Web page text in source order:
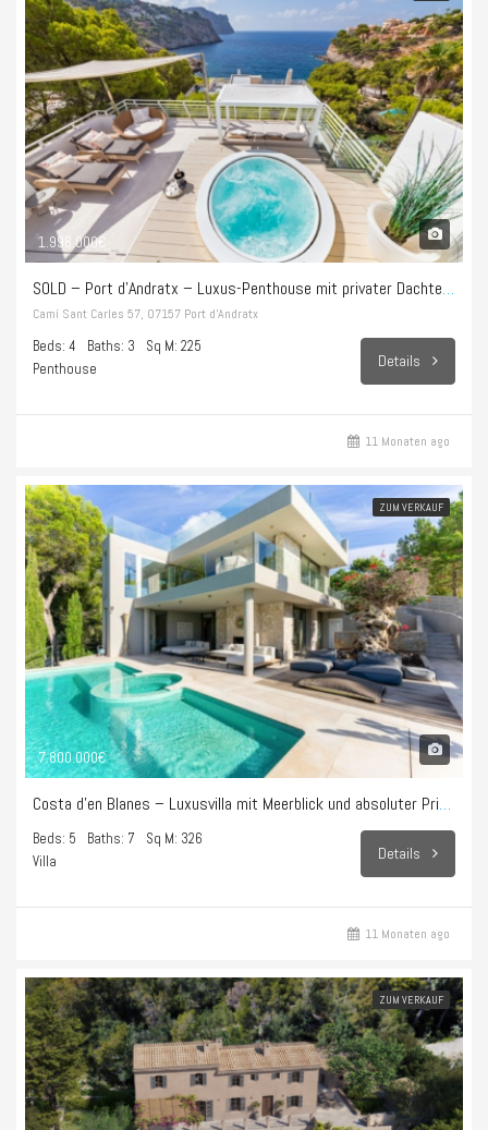
1.998.000€
SOLD – Port d’Andratx – Luxus-Penthouse mit privater Dachterrasse und endlosem Meerblick
Camí Sant Carles 57, 07157 Port d’Andratx
Beds: 4 Baths: 3
Sq M: 225
Penthouse
Details
11 Monaten ago
ZUM VERKAUF
7.800.000€
Costa d’en Blanes – Luxusvilla mit Meerblick und absoluter Privatsphäre
Beds: 5 Baths: 7
Sq M: 326
Villa
Details
11 Monaten ago
ZUM VERKAUF